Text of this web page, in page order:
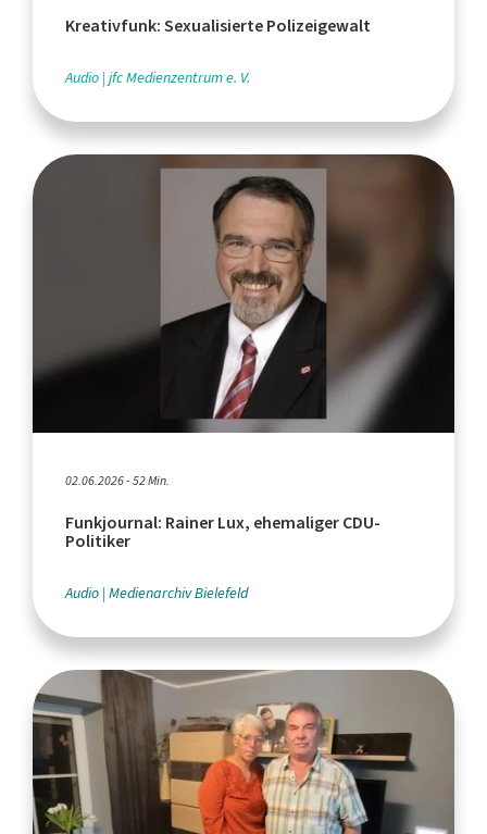
Kreativfunk: Sexualisierte Polizeigewalt
Audio jfc Medienzentrum e. V.
02.06.2026 - 52 Min.
Funkjournal: Rainer Lux, ehemaliger CDU-
Politiker
Audio Medienarchiv Bielefeld